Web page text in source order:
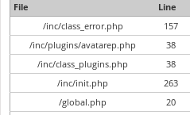
File
Line
/inc/class_error.php
157
/inc/plugins/avatarep.php
38
/inc/class_plugins.php
38
/inc/init.php
263
/global.php
20